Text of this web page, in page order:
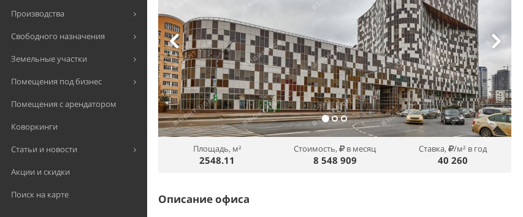
Производства
Свободного назначения
Земельные участки
Помещения под бизнес
Помещения с арендатором
Коворкинги
Статьи и новости
Акции и скидки
Поиск на карте
Площадь, м²
2548.11
Стоимость, в месяц
8 548 909
Ставка, /м² в год
40 260
Описание офиса